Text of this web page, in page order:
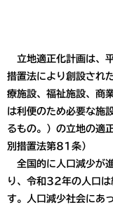
立地適正化計画は、
措置法により創設され
療施設、福祉施設、商
は利便のため必要な施
るもの。）の立地の適
別措置法第81条）
全国的に人口減少が
り、令和32年の人口
す。人口減少社会にあ